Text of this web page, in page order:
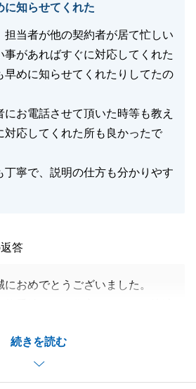
閉じる
に知らせてくれた
担当者が他の契約者が居て忙しい
事があればすぐに対応してくれた
早めに知らせてくれたりしてたの
にお電話させて頂いた時等も教え
対応してくれた所も良かったで
丁寧で、説明の仕方も分かりやす
続きを読む
答
おめでとうございました。
かと思いますが、いつも迅速かつ
だけたこと、感謝申し上げます。